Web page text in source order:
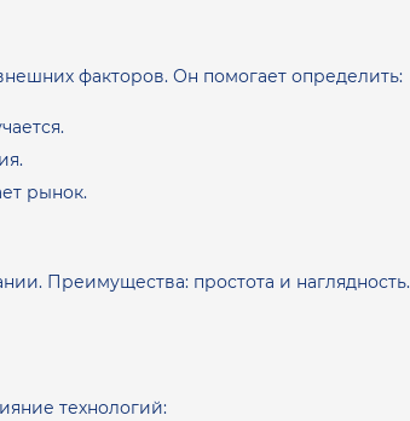
факторов. Он помогает определить:
рынок.
Преимущества: простота и
технологий: